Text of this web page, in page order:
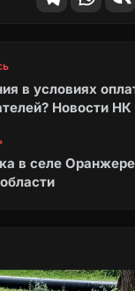
в условиях
Новости
в селе